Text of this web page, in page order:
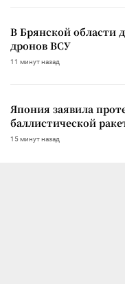
В Брянской области
дронов ВСУ
11 минут назад
Япония заявила
баллистической
15 минут назад